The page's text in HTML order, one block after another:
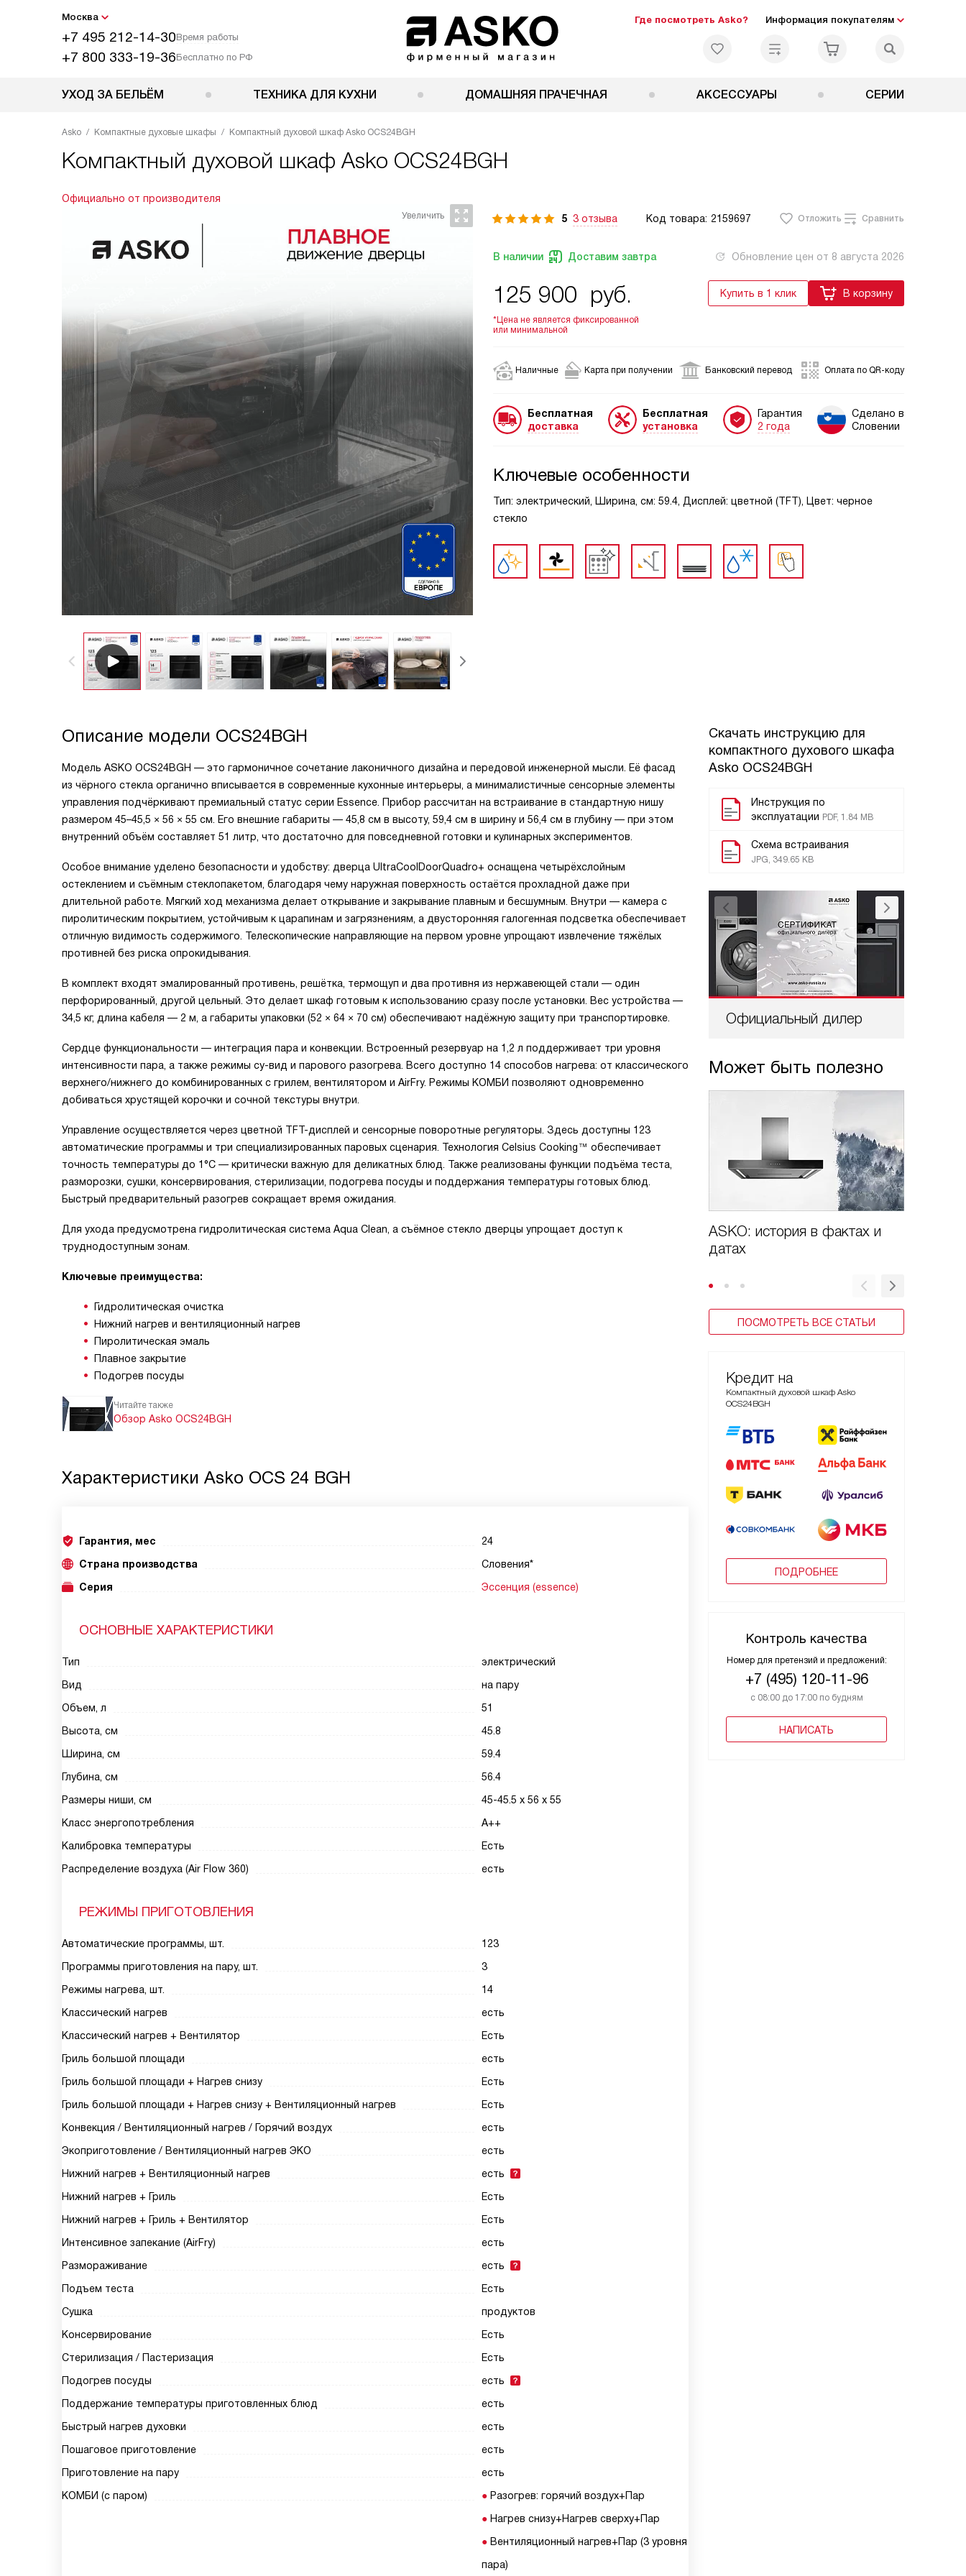
Москва
+7 495 212-14-30Время работы
+7 800 333-19-36Бесплатно по РФ
Где посмотреть Asko? Информация покупателям
УХОД ЗА БЕЛЬЁМ ТЕХНИКА ДЛЯ КУХНИ ДОМАШНЯЯ ПРАЧЕЧНАЯ АКСЕССУАРЫ СЕРИИ
Asko Компактные духовые шкафы Компактный духовой шкаф Asko OCS24BGH
Компактный духовой шкаф Asko OCS24BGH
Официально от производителя
5 3 отзыва Код товара: 2159697 Отложить Сравнить
В наличии Доставим завтра Обновление цен от 8 августа 2026
125 900 руб. Купить в 1 клик В корзину
*Цена не является фиксированной
или минимальной
Наличные Карта при получении Банковский перевод Оплата по QR-коду
Бесплатная
доставка
Бесплатная
установка
Гарантия
2 года
Сделано в
Словении
Ключевые особенности
Тип: электрический, Ширина, см: 59.4, Дисплей: цветной (TFT), Цвет: черное
стекло
Скачать инструкцию для
компактного духового шкафа
Asko OCS24BGH
Инструкция по
эксплуатации PDF, 1.84 MB
Схема встраивания
JPG, 349.65 KB
Официальный дилер
Может быть полезно
ASKO: история в фактах и
датах
ПОСМОТРЕТЬ ВСЕ СТАТЬИ
Кредит на
Компактный духовой шкаф Asko
OCS24BGH
ПОДРОБНЕЕ
Контроль качества
Номер для претензий и предложений:
+7 (495) 120-11-96
с 08:00 до 17:00 по будням
НАПИСАТЬ
Описание модели OCS24BGH
Модель ASKO OCS24BGH — это гармоничное сочетание лаконичного дизайна и передовой инженерной мысли. Её фасад
из чёрного стекла органично вписывается в современные кухонные интерьеры, а минималистичные сенсорные элементы
управления подчёркивают премиальный статус серии Essence. Прибор рассчитан на встраивание в стандартную нишу
размером 45–45,5 × 56 × 55 см. Его внешние габариты — 45,8 см в высоту, 59,4 см в ширину и 56,4 см в глубину — при этом
внутренний объём составляет 51 литр, что достаточно для повседневной готовки и кулинарных экспериментов.
Особое внимание уделено безопасности и удобству: дверца UltraCoolDoorQuadro+ оснащена четырёхслойным
остеклением и съёмным стеклопакетом, благодаря чему наружная поверхность остаётся прохладной даже при
длительной работе. Мягкий ход механизма делает открывание и закрывание плавным и бесшумным. Внутри — камера с
пиролитическим покрытием, устойчивым к царапинам и загрязнениям, а двусторонняя галогенная подсветка обеспечивает
отличную видимость содержимого. Телескопические направляющие на первом уровне упрощают извлечение тяжёлых
противней без риска опрокидывания.
В комплект входят эмалированный противень, решётка, термощуп и два противня из нержавеющей стали — один
перфорированный, другой цельный. Это делает шкаф готовым к использованию сразу после установки. Вес устройства —
34,5 кг, длина кабеля — 2 м, а габариты упаковки (52 × 64 × 70 см) обеспечивают надёжную защиту при транспортировке.
Сердце функциональности — интеграция пара и конвекции. Встроенный резервуар на 1,2 л поддерживает три уровня
интенсивности пара, а также режимы су-вид и парового разогрева. Всего доступно 14 способов нагрева: от классического
верхнего/нижнего до комбинированных с грилем, вентилятором и AirFry. Режимы КОМБИ позволяют одновременно
добиваться хрустящей корочки и сочной текстуры внутри.
Управление осуществляется через цветной TFT-дисплей и сенсорные поворотные регуляторы. Здесь доступны 123
автоматические программы и три специализированных паровых сценария. Технология Celsius Cooking™ обеспечивает
точность температуры до 1°C — критически важную для деликатных блюд. Также реализованы функции подъёма теста,
разморозки, сушки, консервирования, стерилизации, подогрева посуды и поддержания температуры готовых блюд.
Быстрый предварительный разогрев сокращает время ожидания.
Для ухода предусмотрена гидролитическая система Aqua Clean, а съёмное стекло дверцы упрощает доступ к
труднодоступным зонам.
Ключевые преимущества:
Гидролитическая очистка
Нижний нагрев и вентиляционный нагрев
Пиролитическая эмаль
Плавное закрытие
Подогрев посуды
Читайте также
Обзор Asko OCS24BGH
Характеристики Asko OCS 24 BGH
Гарантия, мес
24
Страна производства
Словения*
Серия
Эссенция (essence)
ОСНОВНЫЕ ХАРАКТЕРИСТИКИ
Тип
электрический
Вид
на пару
Объем, л
51
Высота, см
45.8
Ширина, см
59.4
Глубина, см
56.4
Размеры ниши, см
45-45.5 х 56 х 55
Класс энергопотребления
A++
Калибровка температуры
Есть
Распределение воздуха (Air Flow 360)
есть
РЕЖИМЫ ПРИГОТОВЛЕНИЯ
Автоматические программы, шт.
123
Программы приготовления на пару, шт.
3
Режимы нагрева, шт.
14
Классический нагрев
есть
Классический нагрев + Вентилятор
Есть
Гриль большой площади
есть
Гриль большой площади + Нагрев снизу
Есть
Гриль большой площади + Нагрев снизу + Вентиляционный нагрев
Есть
Конвекция / Вентиляционный нагрев / Горячий воздух
есть
Экоприготовление / Вентиляционный нагрев ЭКО
есть
Нижний нагрев + Вентиляционный нагрев
есть
Нижний нагрев + Гриль
Есть
Нижний нагрев + Гриль + Вентилятор
Есть
Интенсивное запекание (AirFry)
есть
Размораживание
есть
Подъем теста
Есть
Сушка
продуктов
Консервирование
Есть
Стерилизация / Пастеризация
Есть
Подогрев посуды
есть
Поддержание температуры приготовленных блюд
есть
Быстрый нагрев духовки
есть
Пошаговое приготовление
есть
Приготовление на пару
есть
КОМБИ (с паром)
Разогрев: горячий воздух+Пар
Нагрев снизу+Нагрев сверху+Пар
Вентиляционный нагрев+Пар (3 уровня
пара)